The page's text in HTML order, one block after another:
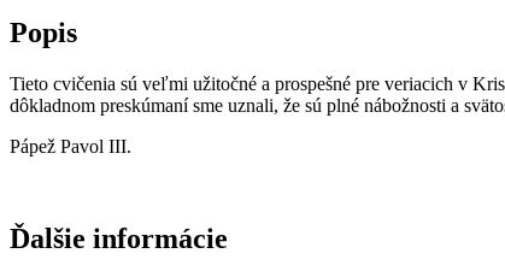
Popis
Tieto cvičenia sú veľmi užitočné a prospešné pre veriacich v
dôkladnom preskúmaní sme uznali, že sú plné nábožnosti a
Pápež Pavol III.
Ďalšie informácie